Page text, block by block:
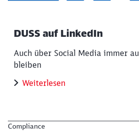
DUSS auf LinkedIn
Auch über Social Media immer
bleiben
Weiterlesen
Compliance